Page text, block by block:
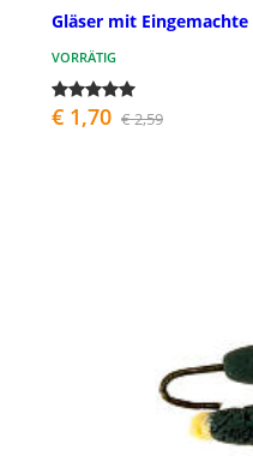
Gläser mit
VORRÄTIG
€ 1,70 € 2,59